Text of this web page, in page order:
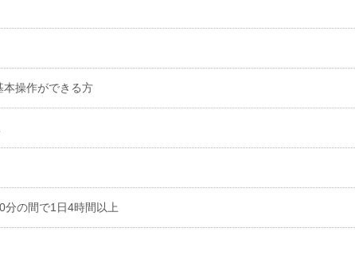
本操作ができる方
分の間で1日4時間以上